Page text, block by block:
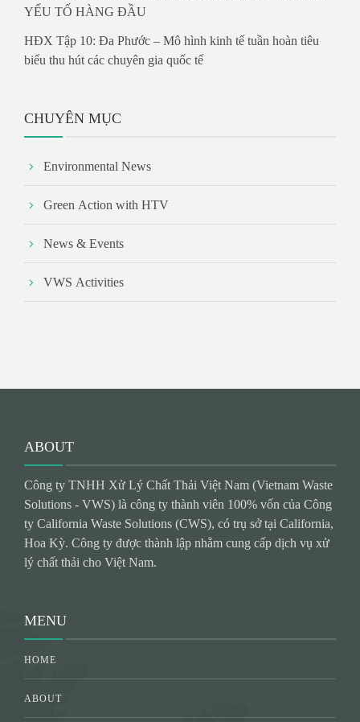
YẾU TỐ HÀNG ĐẦU
HĐX Tập 10: Đa Phước – Mô hình kinh tế tuần hoàn tiêu
biểu thu hút các chuyên gia quốc tế
CHUYÊN MỤC
Environmental News
Green Action with HTV
News & Events
VWS Activities
ABOUT
Công ty TNHH Xử Lý Chất Thải Việt Nam (Vietnam Waste
Solutions - VWS) là công ty thành viên 100% vốn của Công
ty California Waste Solutions (CWS), có trụ sở tại California,
Hoa Kỳ. Công ty được thành lập nhằm cung cấp dịch vụ xử
lý chất thải cho Việt Nam.
MENU
HOME
ABOUT